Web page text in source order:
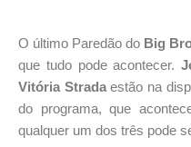
O último Paredão do Big
que tudo pode acontecer.
Vitória Stradaestão na
do programa, que
qualquer um dos três pode